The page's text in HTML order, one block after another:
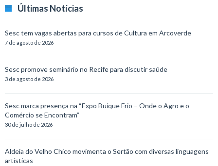
Últimas Notícias
Sesc tem vagas abertas para cursos de Cultura em Arcoverde
7 de agosto de 2026
Sesc promove seminário no Recife para discutir saúde
3 de agosto de 2026
Sesc marca presença na “Expo Buíque Frio – Onde o Agro e o
Comércio se Encontram”
30 de julho de 2026
Aldeia do Velho Chico movimenta o Sertão com diversas linguagens
artísticas